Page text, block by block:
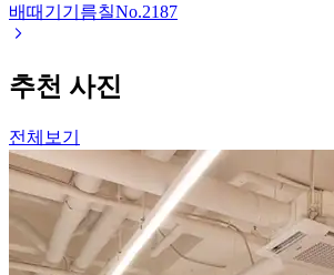
배때기기름칠No.2187
추천 사진
전체보기